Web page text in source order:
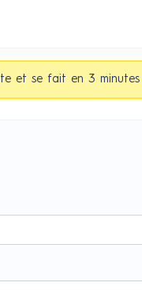
et se fait en 3 minutes